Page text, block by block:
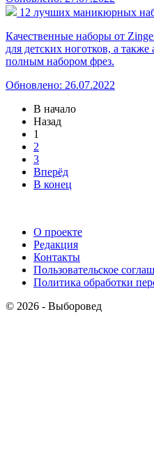
12 лучших маникюрных
Качественные наборы от
для детских ноготков, а
полным набором фрез.
Обновлено: 26.07.2022
В начало
Назад
1
2
3
Вперёд
В конец
О проекте
Редакция
Контакты
Пользовательское
Политика обработки
© 2026 - Выборовед